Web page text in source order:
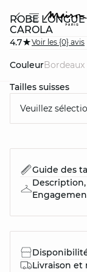
ROBE
CAROLA
4.7 Voir les {0} avis
Couleur
bordeaux
Tailles suisses
Veuillez
Guide des
Livraison et